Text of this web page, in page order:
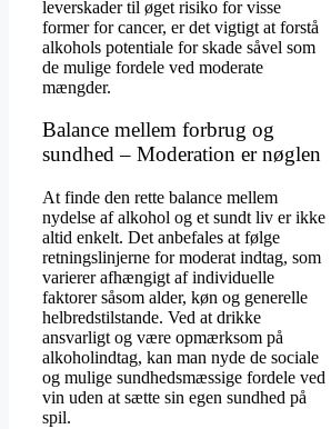
leverskader til øget risiko for visse
former for cancer, er det vigtigt at forstå
alkohols potentiale for skade såvel som
de mulige fordele ved moderate
mængder.
Balance mellem forbrug og
sundhed – Moderation er nøglen
At finde den rette balance mellem
nydelse af alkohol og et sundt liv er ikke
altid enkelt. Det anbefales at følge
retningslinjerne for moderat indtag, som
varierer afhængigt af individuelle
faktorer såsom alder, køn og generelle
helbredstilstande. Ved at drikke
ansvarligt og være opmærksom på
alkoholindtag, kan man nyde de sociale
og mulige sundhedsmæssige fordele ved
vin uden at sætte sin egen sundhed på
spil.